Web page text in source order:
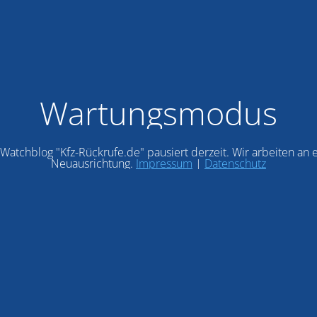
Wartungsmodus
"Kfz-Rückrufe.de" pausiert derzeit. Wir arbeiten an
Neuausrichtung. Impressum | Datenschutz